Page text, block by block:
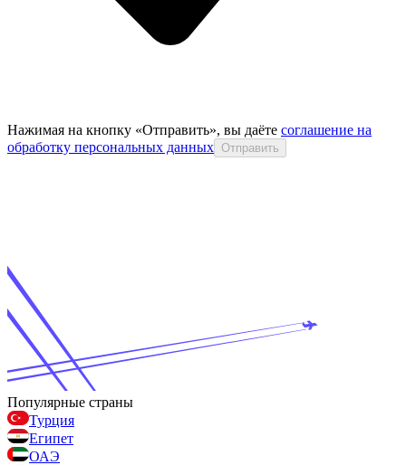
Нажимая на кнопку «Отправить», вы даёте соглашение на
обработку персональных данных Отправить
Популярные страны
Турция
Египет
ОАЭ